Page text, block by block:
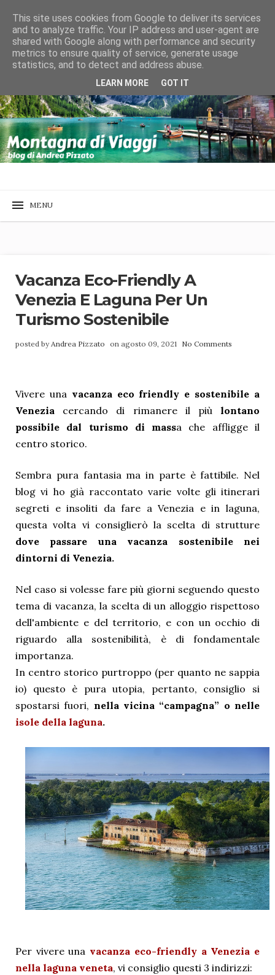
Vacanza Eco-Friendly A
Venezia E Laguna Per Un
Turismo Sostenibile
posted by Andrea Pizzato on agosto 09, 2021 No Comments
Vivere una vacanza eco friendly e sostenibile a
Venezia cercando di rimanere il piùlontano
possibile dal turismo
di massa che affligge il
centro storico.
Sembra pura fantasia ma in parte è fattibile. Nel
blog vi ho già raccontato varie volte gli itinerari
segreti e insoliti da fare a Venezia e in laguna,
questa volta vi consiglierò la scelta di strutture
dove passare una vacanza sostenibile nei
dintorni di Venezia.
Nel caso si volesse fare più giorni seguendo questo
tema di vacanza, la scelta di un alloggio rispettoso
dell'ambiente e del territorio, e con un occhio di
riguardo alla sostenibilità, è di fondamentale
importanza.
In centro storico purtroppo (per quanto ne sappia
io) questo è pura utopia, pertanto, consiglio si
spostarsi fuori, nella vicina “campagna” o nelle
isole della laguna.
Per vivere una vacanza eco-friendly a Venezia e
nella laguna veneta, vi consiglio questi 3 indirizzi:
This site uses cookies from Google to deliver its services
and to analyze traffic. Your IP address and user-agent are
shared with Google along with performance and security
metrics to ensure quality of service, generate usage
statistics, and to detect and address abuse.
LEARN MORE GOT IT